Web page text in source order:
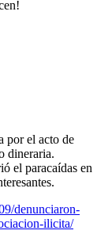
por el acto de
dineraria.
el paracaídas en
denunciaron-
ilicita/